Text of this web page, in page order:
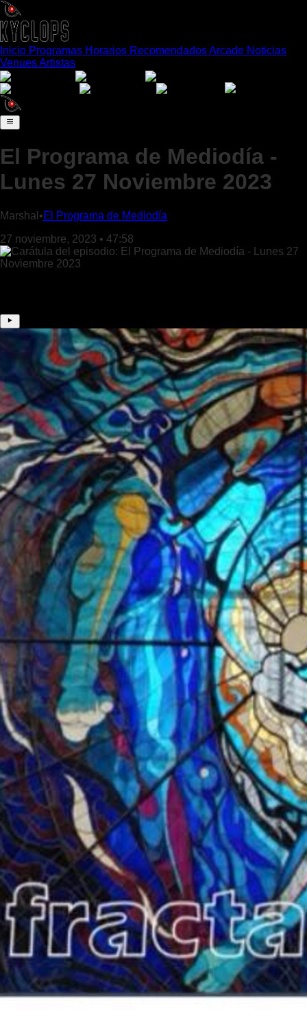
Inicio Programas Horarios RecomendadosArcade Noticias
VenuesArtistas
El Programa de Mediodía -
Lunes 27 Noviembre 2023
Marshal •El Programa de Mediodía
27 noviembre, 2023 • 47:58